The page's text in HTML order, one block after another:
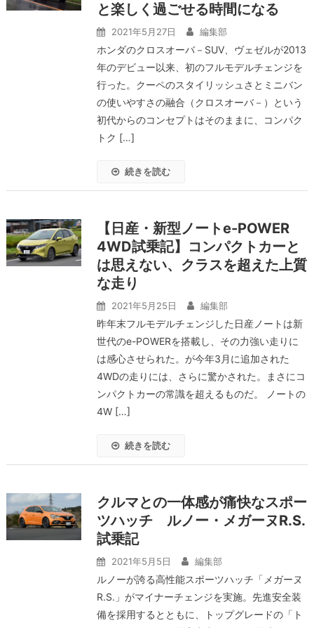
と楽しく過ごせる時間になる
2021年5月27日 編集部
ホンダのクロスオーバ－SUV、ヴェゼルが2013
年のデビュー以来、初のフルモデルチェンジを
行った。クーペのスタイリッシュさとミニバン
の使いやすさの融合（クロスオーバ－）という
初代からのコンセプトはそのままに、コンパク
トク […]
続きを読む
【日産・新型ノートe-POWER
4WD試乗記】コンパクトカーと
は思えない、クラスを超えた上質
な走り
2021年5月25日 編集部
昨年末フルモデルチェンジした日産ノートは新
世代のe-POWERを搭載し、その力強い走りに
は感心させられた。が今年3月に追加された
4WDの走りには、さらに驚かされた。まさにコ
ンパクトカーの常識を超えるものだ。 ノートの
4W […]
続きを読む
クルマとの一体感が痛快なスポー
ツハッチ ルノー・メガーヌR.S.
試乗記
2021年5月5日 編集部
ルノーが誇る高性能スポーツハッチ「メガーヌ
R.S.」がマイナーチェンジを実施。先進安全装
備を採用するとともに、トップグレードの「ト